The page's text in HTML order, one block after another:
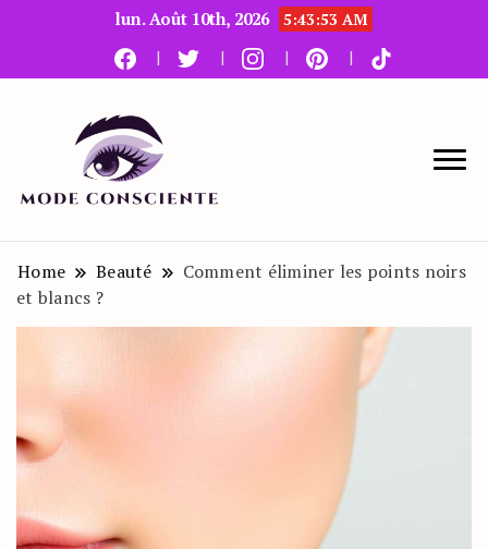
lun. Août 10th, 2026 5:43:54 AM
Le blog beauté et mode
Home Beauté
Comment éliminer les points noirs
et blancs ?